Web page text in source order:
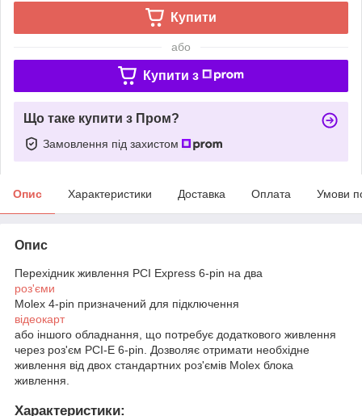
Купити
або
Купити з
Що таке купити з Пром?
Замовлення під захистом
Опис Характеристики Доставка Оплата Умови
Опис
Перехідник живлення PCI Express 6-pin на два
роз'єми
Molex 4-pin призначений для підключення
відеокарт
або іншого обладнання, що потребує додаткового живлення
через роз'єм PCI-E 6-pin. Дозволяє отримати необхідне
живлення від двох стандартних роз'ємів Molex блока
живлення.
Характеристики: